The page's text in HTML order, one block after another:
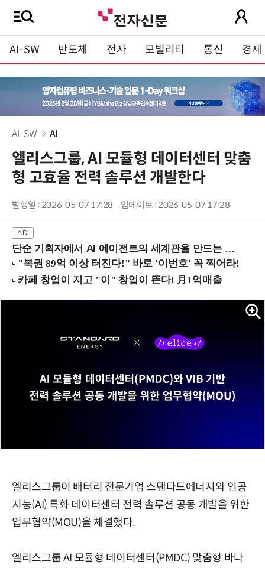
AI·SW 반도체 전자 모빌리티 통신 경제
AI·SW AI
엘리스그룹, AI 모듈형 데이터센터 맞춤
형 고효율 전력 솔루션 개발한다
발행일 : 2026-05-07 17:28 업데이트 : 2026-05-07 17:28
단순 기획자에서 AI 에이전트의 세계관을 만드는 지식 설계자로.. (8/20 강남역)
엘리스그룹이 배터리 전문기업 스탠다드에너지와 인공
지능(AI) 특화 데이터센터 전력 솔루션 공동 개발을 위한
업무협약(MOU)을 체결했다.
엘리스그룹 AI 모듈형 데이터센터(PMDC) 맞춤형 바나